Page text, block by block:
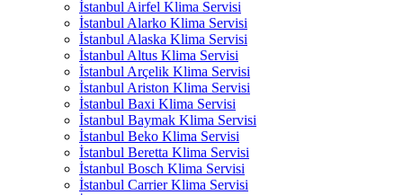
İstanbul Airfel Klima Servisi
İstanbul Alarko Klima Servisi
İstanbul Alaska Klima Servisi
İstanbul Altus Klima Servisi
İstanbul Arçelik Klima Servisi
İstanbul Ariston Klima Servisi
İstanbul Baxi Klima Servisi
İstanbul Baymak Klima Servisi
İstanbul Beko Klima Servisi
İstanbul Beretta Klima Servisi
İstanbul Bosch Klima Servisi
İstanbul Carrier Klima Servisi